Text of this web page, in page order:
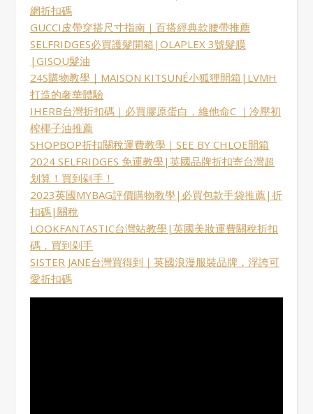
網折扣碼
GUCCI皮帶穿搭尺寸指南｜百搭經典款腰帶推薦
SELFRIDGES必買護髮開箱|OLAPLEX 3號髮膜
|GISOU髮油
24S購物教學｜MAISON KITSUNÉ小狐狸開箱|LVMH
打造的奢華體驗
IHERB台灣折扣碼｜必買膠原蛋白，維他命C ｜冷壓初
榨椰子油推薦
SHOPBOP折扣關稅運費教學｜SEE BY CHLOE開箱
2024 SELFRIDGES 免運教學|英國品牌折扣寄台灣超
划算！買到剁手！
2023英國MYBAG評價購物教學|必買包款手袋推薦|折
扣碼|關稅
LOOKFANTASTIC台灣站教學|英國美妝運費關稅折扣
碼，買到剁手
SISTER JANE台灣買得到｜英國浪漫服裝品牌，浮誇可
愛折扣碼